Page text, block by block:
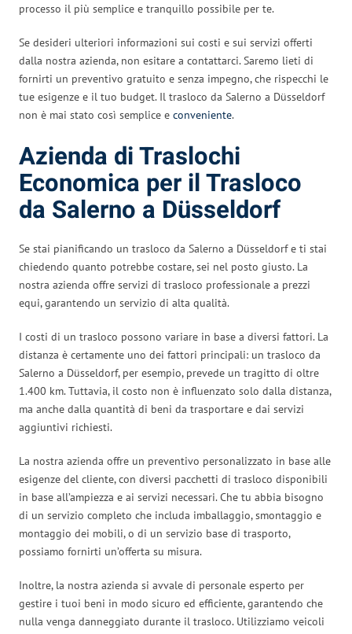
processo il più semplice e tranquillo possibile per te.
Se desideri ulteriori informazioni sui costi e sui servizi offerti
dalla nostra azienda, non esitare a contattarci. Saremo lieti di
fornirti un preventivo gratuito e senza impegno, che rispecchi le
tue esigenze e il tuo budget. Il trasloco da Salerno a Düsseldorf
non è mai stato così semplice e conveniente.
Azienda di Traslochi
Economica per il Trasloco
da Salerno a Düsseldorf
Se stai pianificando un trasloco da Salerno a Düsseldorf e ti stai
chiedendo quanto potrebbe costare, sei nel posto giusto. La
nostra azienda offre servizi di trasloco professionale a prezzi
equi, garantendo un servizio di alta qualità.
I costi di un trasloco possono variare in base a diversi fattori. La
distanza è certamente uno dei fattori principali: un trasloco da
Salerno a Düsseldorf, per esempio, prevede un tragitto di oltre
1.400 km. Tuttavia, il costo non è influenzato solo dalla distanza,
ma anche dalla quantità di beni da trasportare e dai servizi
aggiuntivi richiesti.
La nostra azienda offre un preventivo personalizzato in base alle
esigenze del cliente, con diversi pacchetti di trasloco disponibili
in base all’ampiezza e ai servizi necessari. Che tu abbia bisogno
di un servizio completo che includa imballaggio, smontaggio e
montaggio dei mobili, o di un servizio base di trasporto,
possiamo fornirti un’offerta su misura.
Inoltre, la nostra azienda si avvale di personale esperto per
gestire i tuoi beni in modo sicuro ed efficiente, garantendo che
nulla venga danneggiato durante il trasloco. Utilizziamo veicoli